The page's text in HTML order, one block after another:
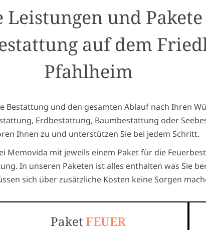
Leistungen und
auf dem
Pfahlheim
Bestattung und den gesamten Ablauf nach Ihren
Erdbestattung, Baumbestattung oder
Ihnen zu und unterstützen Sie bei jedem Schritt.
Memovida mit jeweils einem Paket für die
In unseren Paketen ist alles enthalten was Sie
sich über zusätzliche Kosten keine Sorgen
PaketFEUER